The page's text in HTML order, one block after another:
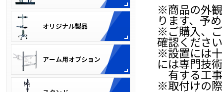
※商品の外
ります、予
※ご購入、
確認くださ
※設置には
には専門技
有する工事
※取付けの